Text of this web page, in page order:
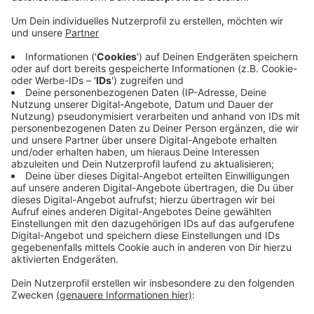
Anzeige
Die S 28 zwischen Kaarst und Mettmann wird von der
Regiobahn betrieben. Und auch die Regionalexpresse
RE 7, RE 10 und RE 13 fahren. Sie werden ebenfalls
nicht von der Deutschen Bahn selbst betrieben. Diese
wird bundesweit bis Freitagmorgen (13.08.) um 2 Uhr
nachts bestreikt. Es gelten Ersatzfahrpläne, die online
erreichbar sind. Fahrgäste sollten sich rechtzeitig
informieren, ob ihre Verbindungen von den Streiks
betroffen sind oder nicht.
Anzeige